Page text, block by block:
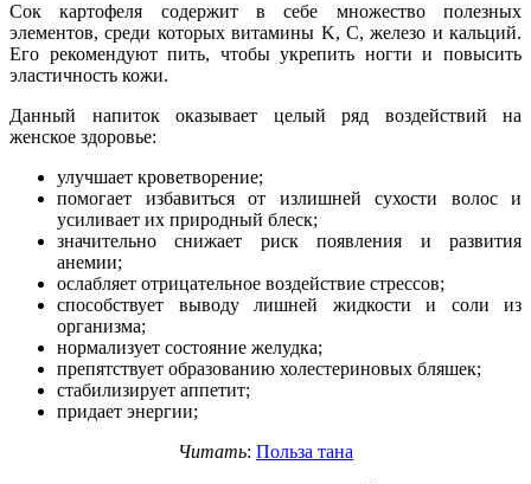
Сок картофеля содержит в себе множество полезных
элементов, среди которых витамины K, C, железо и кальций.
Его рекомендуют пить, чтобы укрепить ногти и повысить
эластичность кожи.
Данный напиток оказывает целый ряд воздействий на
женское здоровье:
улучшает кроветворение;
помогает избавиться от излишней сухости волос и
усиливает их природный блеск;
значительно снижает риск появления и развития
анемии;
ослабляет отрицательное воздействие стрессов;
способствует выводу лишней жидкости и соли из
организма;
нормализует состояние желудка;
препятствует образованию холестериновых бляшек;
стабилизирует аппетит;
придает энергии;
Читать: Польза тана